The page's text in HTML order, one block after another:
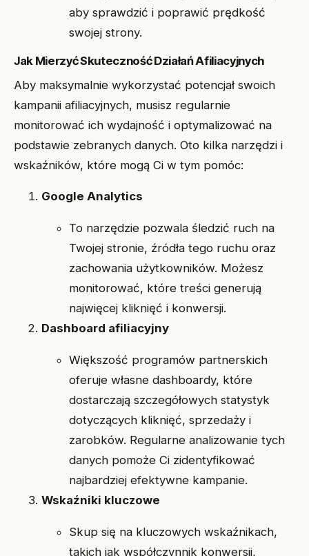
aby sprawdzić i poprawić prędkość
swojej strony.
Jak Mierzyć Skuteczność Działań Afiliacyjnych
Aby maksymalnie wykorzystać potencjał swoich
kampanii afiliacyjnych, musisz regularnie
monitorować ich wydajność i optymalizować na
podstawie zebranych danych. Oto kilka narzędzi i
wskaźników, które mogą Ci w tym pomóc:
Google Analytics
To narzędzie pozwala śledzić ruch na
Twojej stronie, źródła tego ruchu oraz
zachowania użytkowników. Możesz
monitorować, które treści generują
najwięcej kliknięć i konwersji.
Dashboard afiliacyjny
Większość programów partnerskich
oferuje własne dashboardy, które
dostarczają szczegółowych statystyk
dotyczących kliknięć, sprzedaży i
zarobków. Regularne analizowanie tych
danych pomoże Ci zidentyfikować
najbardziej efektywne kampanie.
Wskaźniki kluczowe
Skup się na kluczowych wskaźnikach,
takich jak współczynnik konwersji,